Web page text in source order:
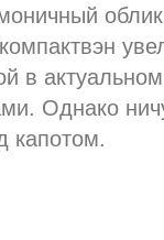
в
Однако
капотом.